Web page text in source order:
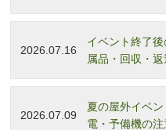
2026.07.16
イベント終了
属品・回収・
2026.07.09
夏の屋外イベ
電・予備機の注